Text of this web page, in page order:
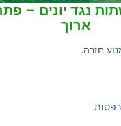
נגד יונים –
ארוך
חזרה.